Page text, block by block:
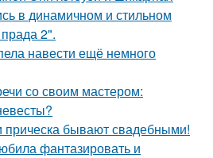
в динамичном и стильном
2".
навести ещё немного
со своим мастером:
прическа бывают свадебными!
фантазировать и